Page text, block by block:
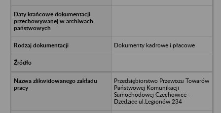
Dokumenty kadrowe i płacowe
Przedsiębiorstwo Przewozu Towarów
Państwowej Komunikacji
Samochodowej Czechowice -
Dzedzice ul.Legionów 234